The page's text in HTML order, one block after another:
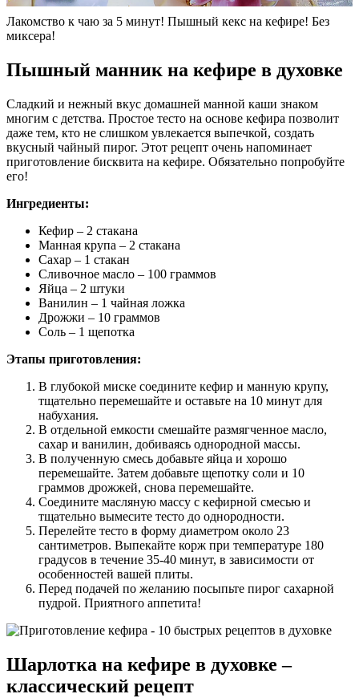
Лакомство к чаю за 5 минут! Пышный кекс на кефире! Без
миксера!
Пышный манник на кефире в духовке
Сладкий и нежный вкус домашней манной каши знаком
многим с детства. Простое тесто на основе кефира позволит
даже тем, кто не слишком увлекается выпечкой, создать
вкусный чайный пирог. Этот рецепт очень напоминает
приготовление бисквита на кефире. Обязательно попробуйте
его!
Ингредиенты:
Кефир – 2 стакана
Манная крупа – 2 стакана
Сахар – 1 стакан
Сливочное масло – 100 граммов
Яйца – 2 штуки
Ванилин – 1 чайная ложка
Дрожжи – 10 граммов
Соль – 1 щепотка
Этапы приготовления:
В глубокой миске соедините кефир и манную крупу,
тщательно перемешайте и оставьте на 10 минут для
набухания.
В отдельной емкости смешайте размягченное масло,
сахар и ванилин, добиваясь однородной массы.
В полученную смесь добавьте яйца и хорошо
перемешайте. Затем добавьте щепотку соли и 10
граммов дрожжей, снова перемешайте.
Соедините масляную массу с кефирной смесью и
тщательно вымесите тесто до однородности.
Перелейте тесто в форму диаметром около 23
сантиметров. Выпекайте корж при температуре 180
градусов в течение 35-40 минут, в зависимости от
особенностей вашей плиты.
Перед подачей по желанию посыпьте пирог сахарной
пудрой. Приятного аппетита!
Шарлотка на кефире в духовке –
классический рецепт